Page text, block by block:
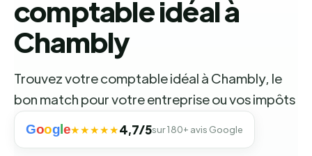
comptable idéal à
Chambly
Trouvez votre comptable idéal à Chambly, le
bon match pour votre entreprise ou vos impôts
Goog e★★★★★4,7/5sur 180+ avis Google